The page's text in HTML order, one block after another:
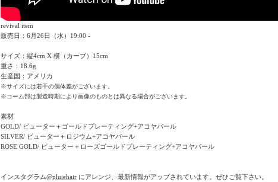
revival item
販売日：6月26日（水）19:00 -
サイズ：縦4cm X 横（カーブ）15cm
重さ：18.6g
生産国：アメリカ
※サイズには若干の個体差がございます。
※コーム部は製造時期により画像のものとは異なる場合がございます。
素材
GOLD/ ピューター＋ゴールドプレーティング+アコヤパール
SILVER/ ピューター＋ロジウム+アコヤパール
ROSE GOLD/ ピューター＋ローズゴールドプレーティング+アコヤパール
インスタグラム@pluiehair にアレンジ、最新情報がアップされています。ぜひご覧下さい。